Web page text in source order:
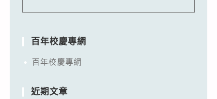
百年校慶專網
百年校慶專網
近期文章